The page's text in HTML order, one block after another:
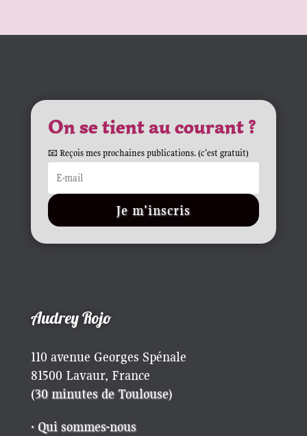
On se tient au courant ?
📧 Reçois mes prochaines publications. (c'est gratuit)
Je m'inscris
Audrey Rojo
110 avenue Georges Spénale
81500 Lavaur, France
(30 minutes de Toulouse)
· Qui sommes-nous